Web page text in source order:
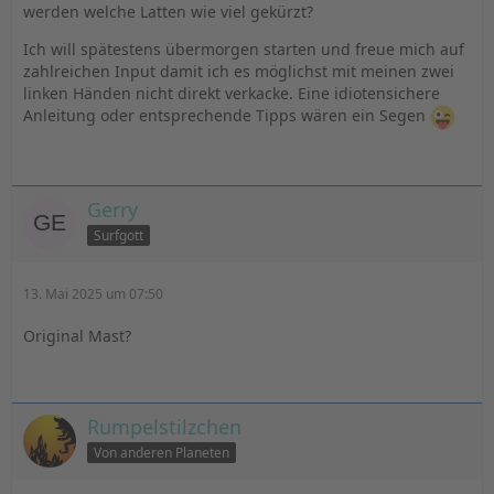
werden welche Latten wie viel gekürzt?
Ich will spätestens übermorgen starten und freue mich auf
zahlreichen Input damit ich es möglichst mit meinen zwei
linken Händen nicht direkt verkacke. Eine idiotensichere
Anleitung oder entsprechende Tipps wären ein Segen
Gerry
Surfgott
13. Mai 2025 um 07:50
Original Mast?
Rumpelstilzchen
Von anderen Planeten